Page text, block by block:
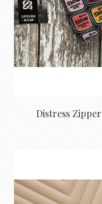
Distress